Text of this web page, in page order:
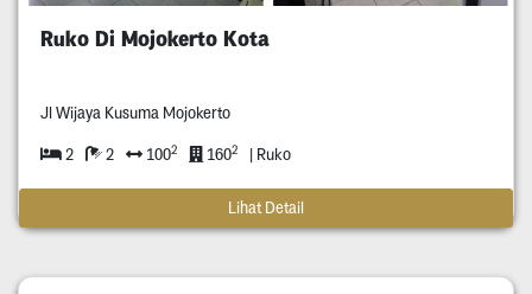
Ruko Di Mojokerto Kota
Jl Wijaya Kusuma Mojokerto
2 2 1002 1602 | Ruko
Lihat Detail